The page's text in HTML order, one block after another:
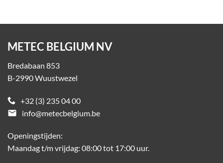
METEC BELGIUM NV
Bredabaan 853
B-2990 Wuustwezel
+32 (3) 235 04 00
email
info@metecbelgium.be
Openingstijden:
Maandag t/m vrijdag: 08:00 tot 17:00 uur.